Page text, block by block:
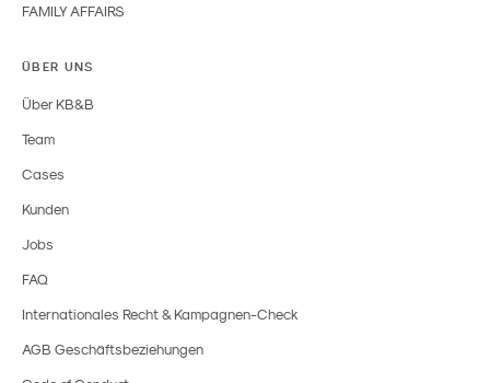
FAMILY AFFAIRS
ÜBER UNS
Über KB&B
Team
Cases
Kunden
Jobs
FAQ
Internationales Recht & Kampagnen-Check
AGB Geschäftsbeziehungen